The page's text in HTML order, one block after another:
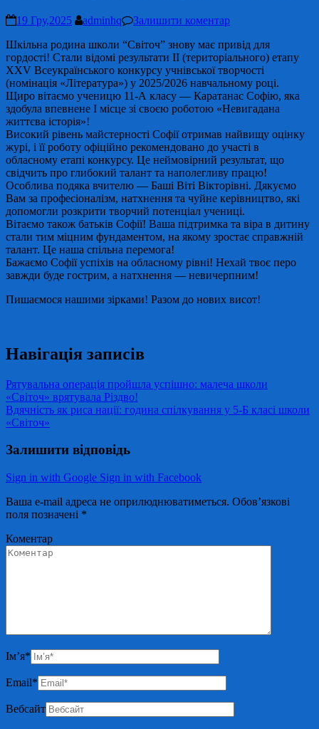
19 Гру,2025 adminhq
Залишити коментар
Шкільна родина школи “Світоч” знову має привід для
гордості! Стали відомі результати ІІ (територіального) етапу
XXV Всеукраїнського конкурсу учнівської творчості
(номінація «Література») у 2025/2026 навчальному році.
Щиро вітаємо ученицю 11-А класу — Каратанас Софію, яка
здобула впевнене І місце зі своєю роботою «Невигадана
життєва історія»!
Високий рівень майстерності Софії отримав найвищу оцінку
журі, і її роботу офіційно рекомендовано до участі в
обласному етапі конкурсу. Це неймовірний результат, що
свідчить про глибокий талант та наполегливу працю!
Особлива подяка вчителю — Баші Віті Вікторівні. Дякуємо
Вам за професіоналізм, натхнення та чуйне керівництво, які
допомогли розкрити творчий потенціал учениці.
Вітаємо також батьків Софії! Ваша підтримка та віра в дитину
стали тим міцним фундаментом, на якому зростає справжній
талант. Це наша спільна перемога!
Бажаємо Софії успіхів на обласному рівні! Нехай твоє перо
завжди буде гострим, а натхнення — невичерпним!
Пишаємося нашими зірками! Разом до нових висот!
Навігація записів
Рятувальна операція пройшла успішно: малеча школи
«Світоч» врятувала Різдво!
Вдячність як риса нації: година спілкування у 5-Б класі школи
«Світоч»
Залишити відповідь
Sign in with Google Sign in with Facebook
Ваша e-mail адреса не оприлюднюватиметься. Обов’язкові
поля позначені *
Коментар
Ім’я*
Email*
Вебсайт